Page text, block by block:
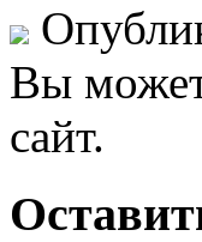
Вы
сайт.